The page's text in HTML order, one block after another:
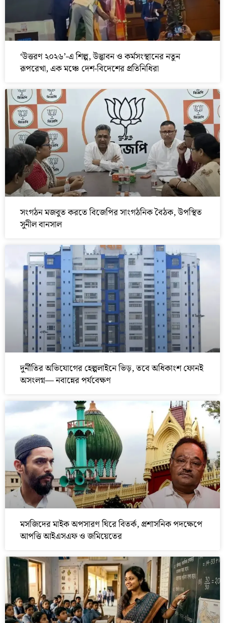
‘উত্তরণ ২০২৬’-এ শিল্প, উদ্ভাবন ও কর্মসংস্থানের নতুন
রূপরেখা, এক মঞ্চে দেশ-বিদেশের প্রতিনিধিরা
সংগঠন মজবুত করতে বিজেপির সাংগঠনিক বৈঠক, উপস্থিত
সুনীল বানসাল
দুর্নীতির অভিযোগের হেল্পলাইনে ভিড়, তবে অধিকাংশ ফোনই
অসংলগ্ন— নবান্নের পর্যবেক্ষণ
মসজিদের মাইক অপসারণ ঘিরে বিতর্ক, প্রশাসনিক পদক্ষেপে
আপত্তি আইএসএফ ও জমিয়েতের